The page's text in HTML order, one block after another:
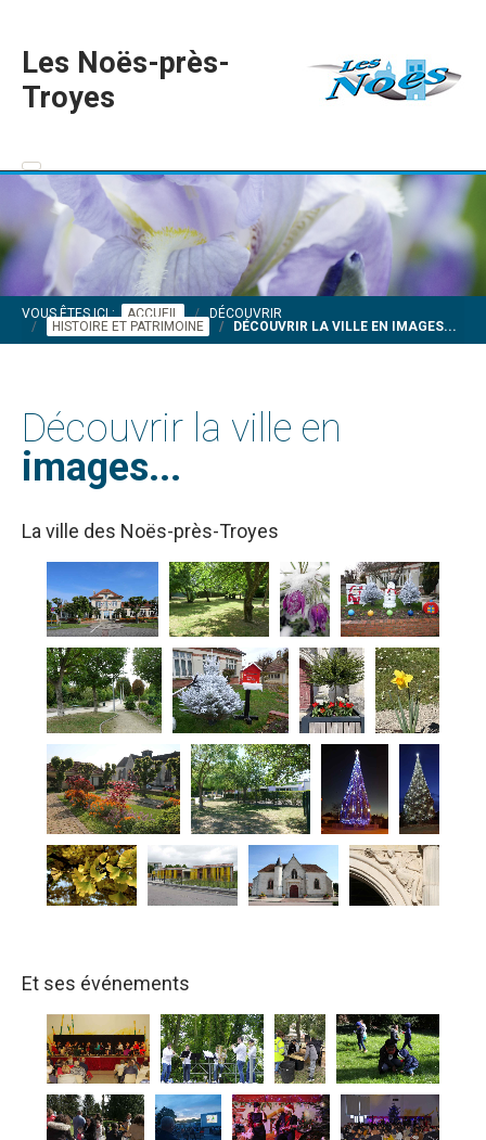
Les Noës-près-
Troyes
VOUS ÊTES ICI : ACCUEIL
DÉCOUVRIR
HISTOIRE ET PATRIMOINE
DÉCOUVRIR LA VILLE EN IMAGES...
Découvrir la ville en
images...
La ville des Noës-près-Troyes
Et ses événements